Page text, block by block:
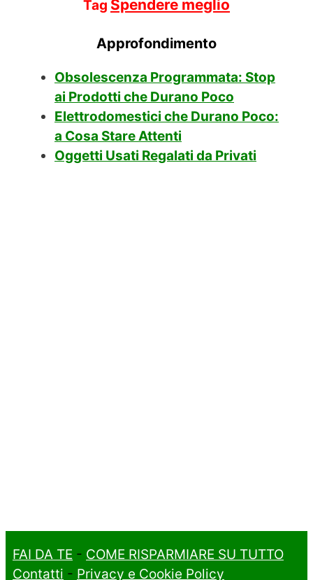
Tag Spendere meglio
Approfondimento
Obsolescenza Programmata: Stop
ai Prodotti che Durano Poco
Elettrodomestici che Durano Poco:
a Cosa Stare Attenti
Oggetti Usati Regalati da Privati
FAI DA TE - COME RISPARMIARE SU TUTTO
Contatti - Privacy e Cookie Policy